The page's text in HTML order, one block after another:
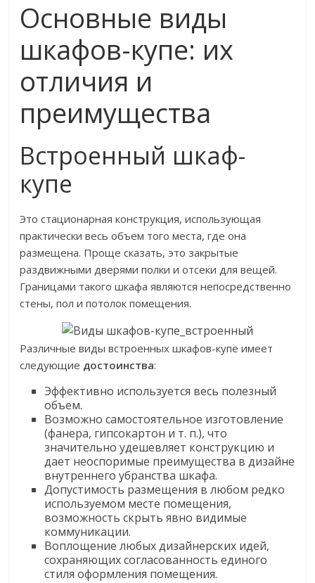
Основные виды
шкафов-купе: их
отличия и
преимущества
Встроенный шкаф-
купе
Это стационарная конструкция, использующая
практически весь объем того места, где она
размещена. Проще сказать, это закрытые
раздвижными дверями полки и отсеки для вещей.
Границами такого шкафа являются непосредственно
стены, пол и потолок помещения.
Различные виды встроенных шкафов-купе имеет
следующие достоинства:
Эффективно используется весь полезный
объем.
Возможно самостоятельное изготовление
(фанера, гипсокартон и т. п.), что
значительно удешевляет конструкцию и
дает неоспоримые преимущества в дизайне
внутреннего убранства шкафа.
Допустимость размещения в любом редко
используемом месте помещения,
возможность скрыть явно видимые
коммуникации.
Воплощение любых дизайнерских идей,
сохраняющих согласованность единого
стиля оформления помещения.